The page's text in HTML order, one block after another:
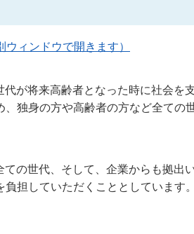
ウィンドウで開きます）
が将来高齢者となった時に社会を
独身の方や高齢者の方など全ての
の世代、そして、企業からも拠出い
担していただくこととしています。